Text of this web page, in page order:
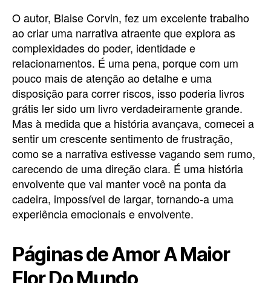
O autor, Blaise Corvin, fez um excelente trabalho
ao criar uma narrativa atraente que explora as
complexidades do poder, identidade e
relacionamentos. É uma pena, porque com um
pouco mais de atenção ao detalhe e uma
disposição para correr riscos, isso poderia livros
grátis ler sido um livro verdadeiramente grande.
Mas à medida que a história avançava, comecei a
sentir um crescente sentimento de frustração,
como se a narrativa estivesse vagando sem rumo,
carecendo de uma direção clara. É uma história
envolvente que vai manter você na ponta da
cadeira, impossível de largar, tornando-a uma
experiência emocionais e envolvente.
Páginas de Amor A Maior
Flor Do Mundo